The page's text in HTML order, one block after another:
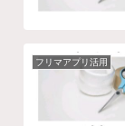
フリマアプリ活用